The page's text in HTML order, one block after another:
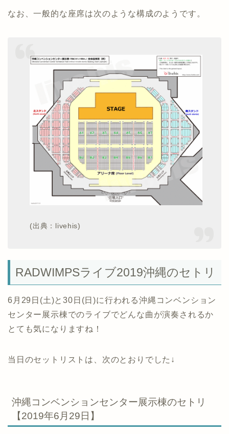
なお、一般的な座席は次のような構成のようです。
(出典：livehis)
RADWIMPSライブ2019沖縄のセトリ
6月29日(土)と30日(日)に行われる沖縄コンベンション
センター展示棟でのライブでどんな曲が演奏されるか
とても気になりますね！
当日のセットリストは、次のとおりでした↓
沖縄コンベンションセンター展示棟のセトリ
【2019年6月29日】